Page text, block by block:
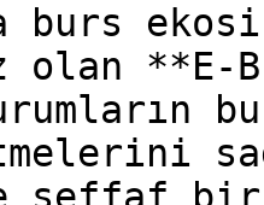
burs
olan **E-